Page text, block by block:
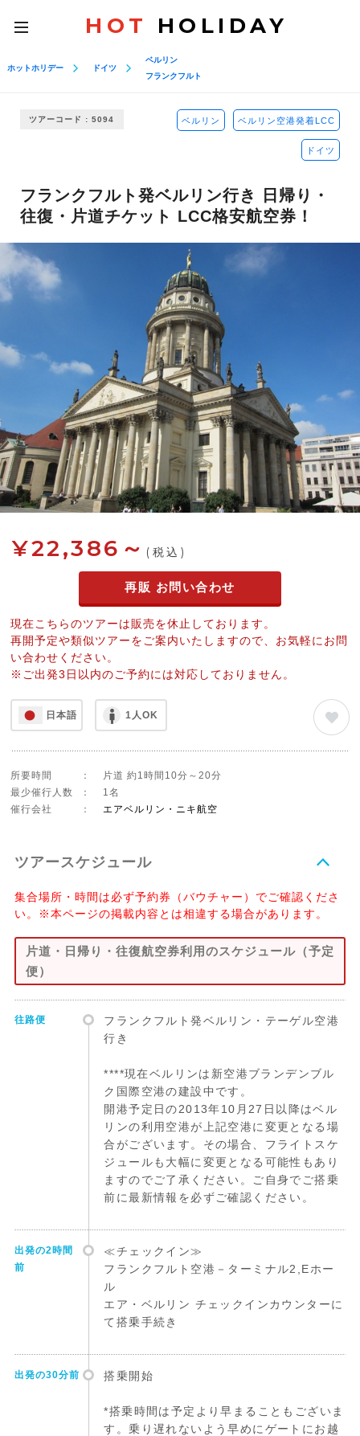
toggle
navigation
HOT HOLIDAY
ホットホリデー ドイツ
ベルリン
フランクフルト
ツアーコード : 5094 ベルリン ベルリン空港発着LCC
ドイツ
フランクフルト発ベルリン行き 日帰り・
往復・片道チケット LCC格安航空券！
¥22,386～ (税込)
再販 お問い合わせ
現在こちらのツアーは販売を休止しております。
再開予定や類似ツアーをご案内いたしますので、お気軽にお問
い合わせください。
※ご出発3日以内のご予約には対応しておりません。
日本語 1人OK
所要時間 ：
片道 約1時間10分～20分
最少催行人数
：
1名
催行会社
： エアベルリン・ニキ航空
ツアースケジュール
集合場所・時間は必ず予約券（バウチャー）でご確認くださ
い。※本ページの掲載内容とは相違する場合があります。
片道・日帰り・往復航空券利用のスケジュール（予定
便）
往路便
フランクフルト発ベルリン・テーゲル空港
行き
****現在ベルリンは新空港ブランデンブル
ク国際空港の建設中です。
開港予定日の2013年10月27日以降はベル
リンの利用空港が上記空港に変更となる場
合がございます。その場合、フライトスケ
ジュールも大幅に変更となる可能性もあり
ますのでご了承ください。ご自身でご搭乗
前に最新情報を必ずご確認ください。
出発の2時間
前
≪チェックイン≫
フランクフルト空港－ターミナル2,Eホー
ル
エア・ベルリン チェックインカウンターに
て搭乗手続き
出発の30分前 搭乗開始
*搭乗時間は予定より早まることもございま
す。乗り遅れないよう早めにゲートにお越